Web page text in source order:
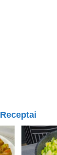
Receptai